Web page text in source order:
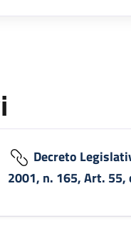
Decreto
2001, n. 165, Art. 55,